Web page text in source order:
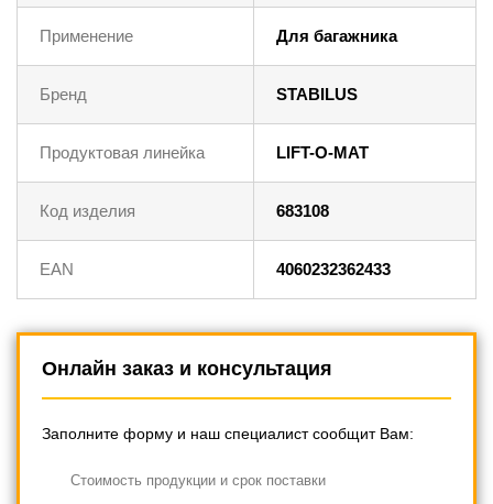
Применение Для багажника
Бренд STABILUS
Продуктовая линейка LIFT-O-MAT
Код изделия 683108
EAN 4060232362433
Онлайн заказ и консультация
Заполните форму и наш специалист сообщит Вам:
Cтоимость продукции и срок поставки